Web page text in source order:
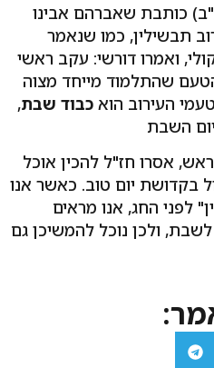
כותבת שאברהם אבינו
תבשילין, כמו שנאמר
ואמרו דורשי: עקב ראשי
שהתלמוד מייחד מצוה
העירוב הוא כבוד שבת,
השבת
אסרו חז"ל להכין אוכל
בקדושת יום טוב. כאשר אנו
לפני החג, אנו מראים
ולכן נוכל להמשיכן גם